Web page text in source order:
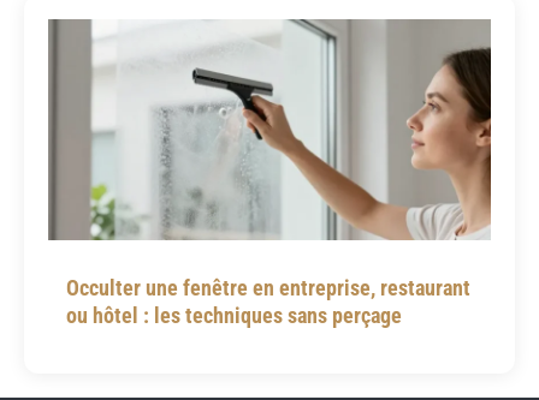
Occulter une fenêtre en entreprise, restaurant
ou hôtel : les techniques sans perçage